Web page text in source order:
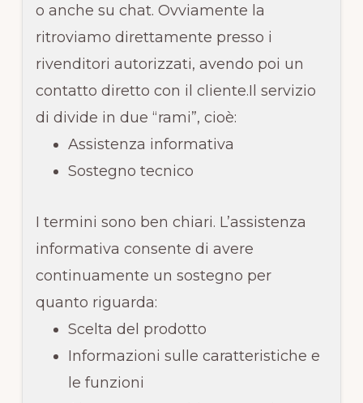
o anche su chat. Ovviamente la
ritroviamo direttamente presso i
rivenditori autorizzati, avendo poi un
contatto diretto con il cliente.Il servizio
di divide in due “rami”, cioè:
Assistenza informativa
Sostegno tecnico
I termini sono ben chiari. L’assistenza
informativa consente di avere
continuamente un sostegno per
quanto riguarda:
Scelta del prodotto
Informazioni sulle caratteristiche e
le funzioni